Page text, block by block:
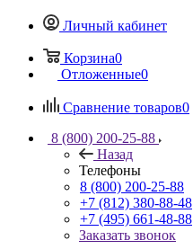
Личный кабинет
Корзина0
Отложенные0
Сравнение товаров0
8 (800) 200-25-88
Назад
Телефоны
8 (800) 200-25-88
+7 (812) 380-88-48
+7 (495) 661-48-88
Заказать звонок